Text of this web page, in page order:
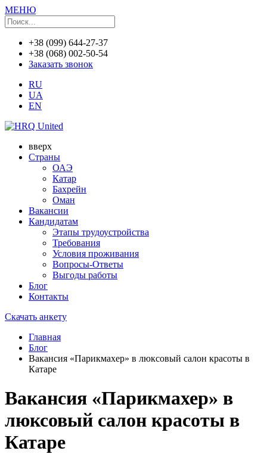
МЕНЮ
+38 (099) 644-27-37
+38 (068) 002-50-54
Заказать звонок
RU
UA
EN
вверх
Страны
ОАЭ
Катар
Бахрейн
Оман
Вакансии
Кандидатам
Этапы трудоустройства
Требования
Условия проживания
Вопросы-Ответы
Выгоды работы
Блог
Контакты
Скачать анкету
Главная
Блог
Вакансия «Парикмахер» в люксовый салон красоты в
Катаре
Вакансия «Парикмахер» в
люксовый салон красоты в
Катаре